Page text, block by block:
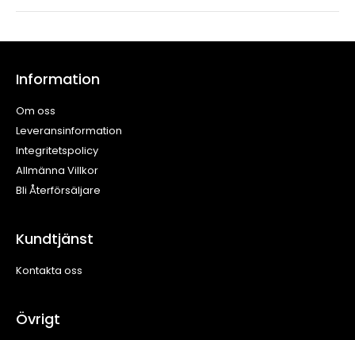
Information
Om oss
Leveransinformation
Integritetspolicy
Allmänna Villkor
Bli Återförsäljare
Kundtjänst
Kontakta oss
Övrigt